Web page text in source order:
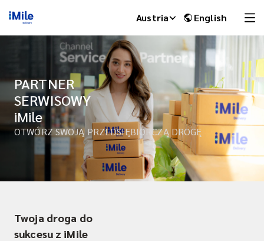
Austria English
PARTNER
SERWISOWY
iMile
OTWÓRZ SWOJĄ PRZEDSIĘBIORCZĄ DROGĘ
Twoja droga do
sukcesu z iMile